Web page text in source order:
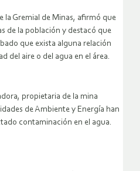
la Gremial de Minas, afirmó que
de la población y destacó que
que exista alguna relación
del aire o del agua en el área.
propietaria de la mina
de Ambiente y Energía han
contaminación en el agua.